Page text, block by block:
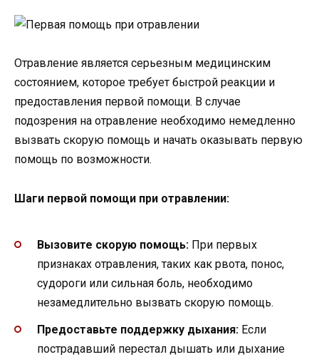
Отравление является серьезным медицинским
состоянием, которое требует быстрой реакции и
предоставления первой помощи. В случае
подозрения на отравление необходимо немедленно
вызвать скорую помощь и начать оказывать первую
помощь по возможности.
Шаги первой помощи при отравлении:
Вызовите скорую помощь: При первых
признаках отравления, таких как рвота, понос,
судороги или сильная боль, необходимо
незамедлительно вызвать скорую помощь.
Предоставьте поддержку дыхания: Если
пострадавший перестал дышать или дыхание